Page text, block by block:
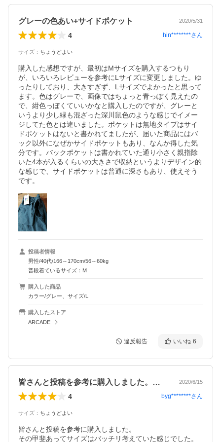
グレーの色あい+サイドポケット 2020/5/31
4 hin********さん
サイズ ： ちょうどよい
購入した感想ですが、最初はMサイズを購入するつもり
が、いろいろレビューを参考にLサイズに変更しました。ゆ
ったりしており、大きすぎず、Lサイズでよかったと思って
ます。色はグレーで、画像ではちょっと青っぽく見えたの
で、紺色っぼくていいかなと購入したのですが、グレーと
いうより少し緑も混ざった深川鼠色のような感じでイメー
ジしてた色とは違いました。ポケットは無地タイプはサイ
ドポケットはないと書かれてましたが、届いた商品にはバ
ック以外になぜかサイドポケットもあり、なんか得した気
分です。バックポケットは書かれていた通り小さく親指除
いた4本が入るくらいの大きさで収納というよりデザイン的
な感じで、サイドポケットは普通に深さもあり、使えそう
です。
投稿者情報
男性/40代/166～170cm/56～60kg
普段着ているサイズ：M
購入した商品
カラー/グレー、サイズ/L
購入したストア
ARCADE
違反報告 いいね 6
皆さんと投稿を参考に購入しました。その… 2020/6/15
4 byg********さん
サイズ ： ちょうどよい
皆さんと投稿を参考に購入しました。
その甲斐あってサイズはバッチリ考えていた感じでした。